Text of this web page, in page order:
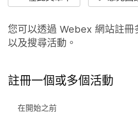
您可以透過 Webex 網站註
以及搜尋活動。
註冊一個或多個活動
在開始之前